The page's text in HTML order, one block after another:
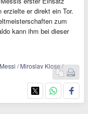
er direkt ein Tor.
zum
kann ihm bei dieser
/ Miroslav Klose /